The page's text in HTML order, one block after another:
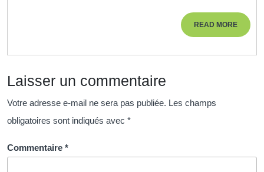
en
READ MOREREAD
MORE
Laisser un commentaire
Votre adresse e-mail ne sera pas publiée. Les champs
obligatoires sont indiqués avec *
Commentaire *